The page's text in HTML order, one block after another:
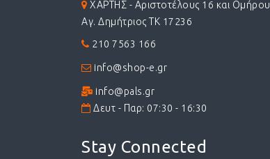
ΧΑΡΤΗΣ - Αριστοτέλους 16 και Ομήρου
Αγ. Δημήτριος ΤΚ 17236
210 7563 166
info@shop-e.gr
info@pals.gr
Δευτ - Παρ: 07:30 - 16:30
Stay Connected